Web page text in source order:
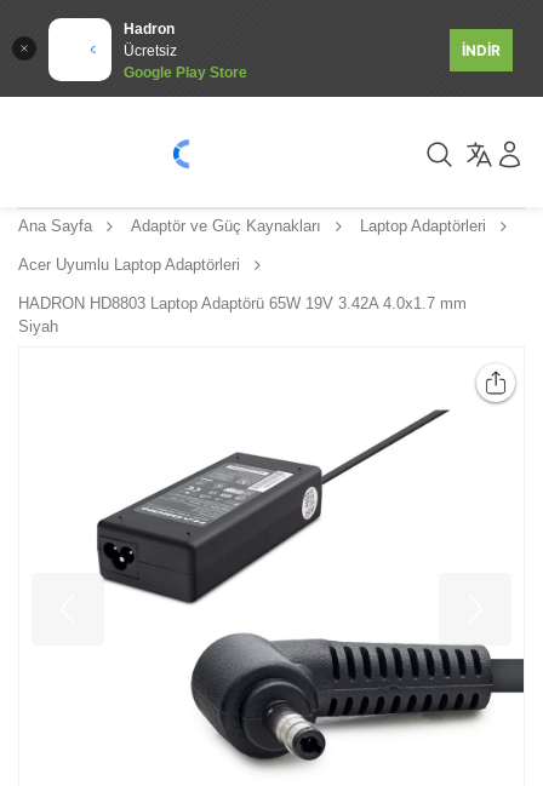
Hadron
Ücretsiz
Google Play Store
İNDİR
Ana Sayfa Adaptör ve Güç Kaynakları Laptop Adaptörleri
Acer Uyumlu Laptop Adaptörleri
HADRON HD8803 Laptop Adaptörü 65W 19V 3.42A 4.0x1.7 mm
Siyah